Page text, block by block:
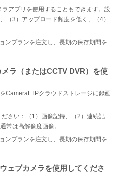
アプリを使用することもできます。設
（3）アップロード頻度を低く、（4）
ンプランを注文し、長期の保存期間を
ラ（またはCCTV DVR）を使
CameraFTPクラウドストレージに録画
さい：（1）画像記録、（2）連続記
常は高解像度画像。
ンプランを注文し、長期の保存期間を
ェブカメラを使用してくださ